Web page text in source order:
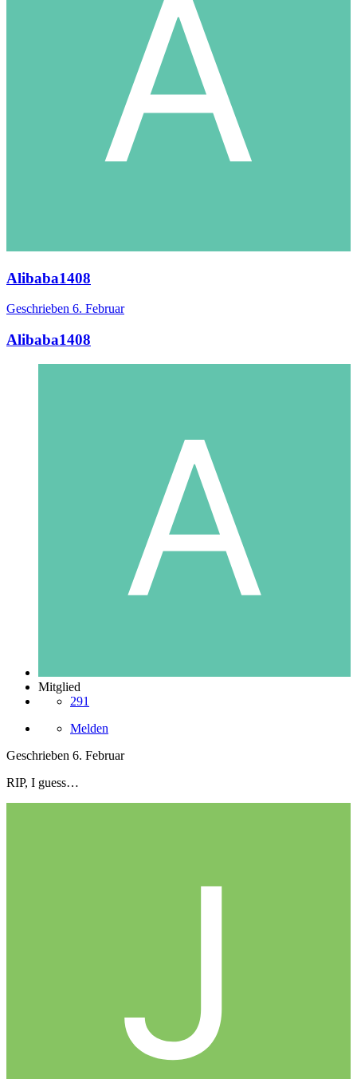
Alibaba1408
Geschrieben 6. Februar
Alibaba1408
Mitglied
291
Melden
Geschrieben 6. Februar
RIP, I guess…